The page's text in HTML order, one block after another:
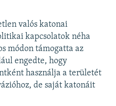
valós katonai
kapcsolatok néha
módon támogatta az
engedte, hogy
használja a területét
de saját katonáit